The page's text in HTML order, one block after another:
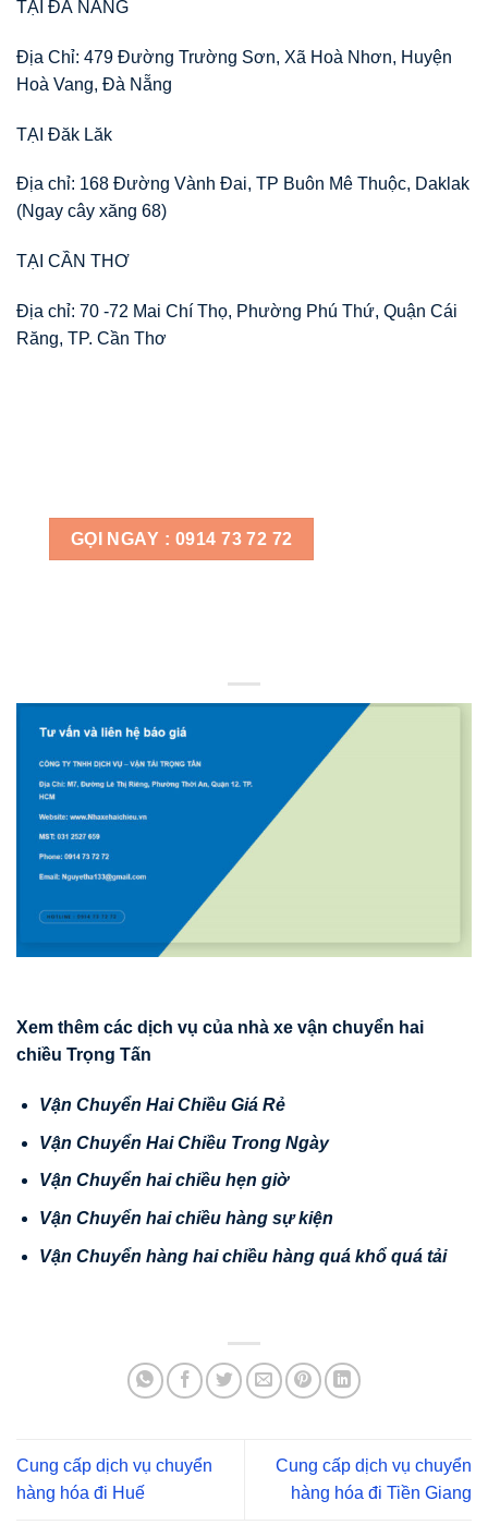
TẠI ĐÀ NẴNG
Địa Chỉ: 479 Đường Trường Sơn, Xã Hoà Nhơn, Huyện
Hoà Vang, Đà Nẵng
TẠI Đăk Lăk
Địa chỉ: 168 Đường Vành Đai, TP Buôn Mê Thuộc, Daklak
(Ngay cây xăng 68)
TẠI CẦN THƠ
Địa chỉ: 70 -72 Mai Chí Thọ, Phường Phú Thứ, Quận Cái
Răng, TP. Cần Thơ
GỌI NGAY : 0914 73 72 72
Xem thêm các d ịch vụ của nhà xe vận chuyển hai
chiều Trọng Tấn
Vận Chuyển Hai Chiều Giá Rẻ
Vận Chuyển Hai Chiều Trong Ngày
Vận Chuyển hai chiều hẹn giờ
Vận Chuyển hai chiều hàng sựkiện
Vận Chuyển hàng hai chiều hàng quá khổquá tải
Cung cấp dịch vụ chuyển
hàng hóa đi Huế
Cung cấp dịch vụ chuyển
hàng hóa đi Tiền Giang